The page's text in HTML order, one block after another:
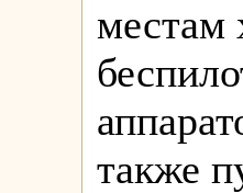
местам
также